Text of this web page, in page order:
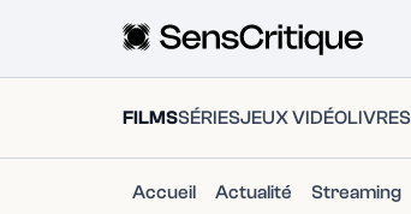
FILMSSÉRIESJEUX VIDÉOLIVRES
Accueil Actualité Streaming